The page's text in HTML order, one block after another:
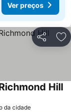
Ver preços
Partilhar
Hill
da cidade